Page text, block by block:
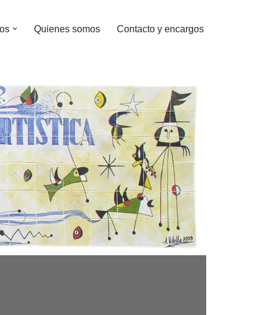
Quienes somos Contacto y encargos